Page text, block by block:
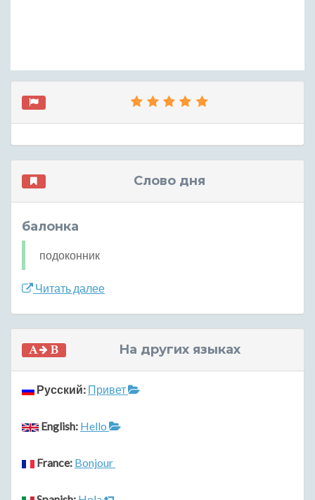
Слово дня
балонка
подоконник
Читать далее
На других языках
Русский: Привет
English: Hello
France: Bonjour